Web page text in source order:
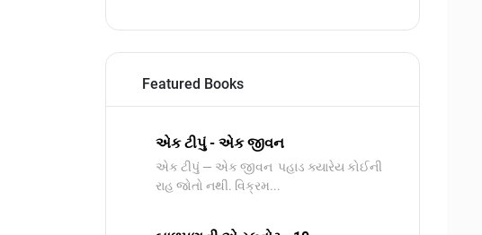
Featured Books
એક ટીપું - એક જીવન
એક ટીપું — એક જીવન પહાડ ક્યારેય કોઈની
રાહ જોતો નથી. વિક્રમ...